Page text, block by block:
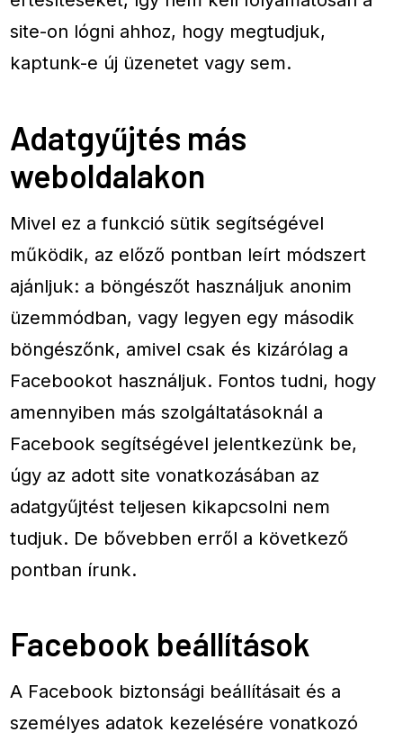
site-on lógni ahhoz, hogy megtudjuk,
kaptunk-e új üzenetet vagy sem.
Adatgyűjtés más
weboldalakon
Mivel ez a funkció sütik segítségével
működik, az előző pontban leírt módszert
ajánljuk: a böngészőt használjuk anonim
üzemmódban, vagy legyen egy második
böngészőnk, amivel csak és kizárólag a
Facebookot használjuk. Fontos tudni, hogy
amennyiben más szolgáltatásoknál a
Facebook segítségével jelentkezünk be,
úgy az adott site vonatkozásában az
adatgyűjtést teljesen kikapcsolni nem
tudjuk. De bővebben erről a következő
pontban írunk.
Facebook beállítások
A Facebook biztonsági beállításait és a
személyes adatok kezelésére vonatkozó